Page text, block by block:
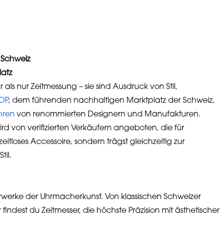
nur Zeitmessung – sie sind Ausdruck von Stil,
, dem führenden nachhaltigen Marktplatz der Schweiz,
von renommierten Designern und Manufakturen.
von verifizierten Verkäufern angeboten, die für
Accessoire, sondern trägst gleichzeitig zur
der Uhrmacherkunst. Von klassischen Schweizer
du Zeitmesser, die höchste Präzision mit ästhetischer